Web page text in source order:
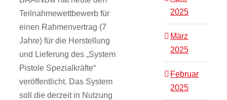
Teilnahmewettbewerb für
einen Rahmenvertrag (7
Jahre) für die Herstellung
und Lieferung des „System
Pistole Spezialkräfte“
veröffentlicht. Das System
soll die derzeit in Nutzung
2025
März
2025
Februar
2025